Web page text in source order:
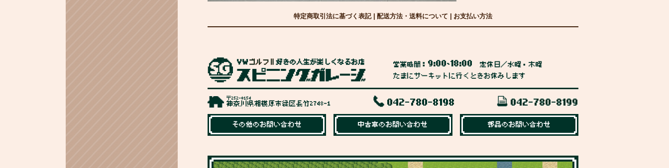
特定商取引法に基づく表記| 配送方法・送料について お支払い方法
営業時間： 9:00~18:00 定休日／水曜・木曜
たまにサーキットに行くときお休みします
〒252-0154
神奈川県相模原市緑区長竹2748-1 042-780-8198 042-780-8199
その他のお問い合わせ 中古車のお問い合わせ 部品のお問い合わせ